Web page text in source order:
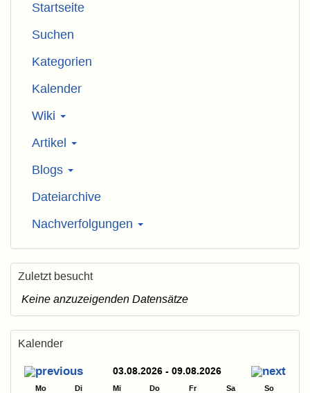
Startseite
Suchen
Kategorien
Kalender
Wiki
Artikel
Blogs
Dateiarchive
Nachverfolgungen
Zuletzt besucht
Keine anzuzeigenden Datensätze
Kalender
03.08.2026 - 09.08.2026
Mo Di Mi Do Fr Sa So